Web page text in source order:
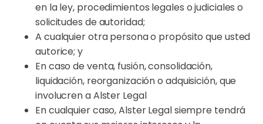
en la ley, procedimientos legales o judiciales o
solicitudes de autoridad;
A cualquier otra persona o propósito que usted
autorice; y
En caso de venta, fusión, consolidación,
liquidación, reorganización o adquisición, que
involucren a Alster Legal
En cualquier caso, Alster Legal siempre tendrá